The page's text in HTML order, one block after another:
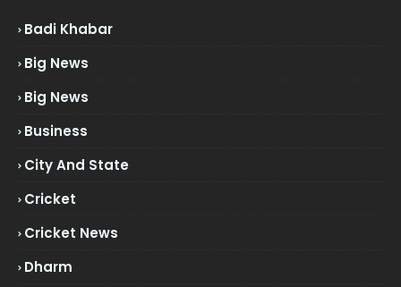
Badi Khabar
Big News
Big News
Business
City And State
Cricket
Cricket News
Dharm